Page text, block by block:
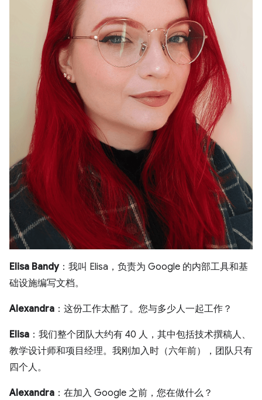
Elisa Bandy：我叫 Elisa，负责为 Google 的内部工具和基
础设施编写文档。
Alexandra ：这份工作太酷了。您与多少人一起工作？
Elisa ：我们整个团队大约有 40 人，其中包括技术撰稿人、
教学设计师和项目经理。我刚加入时（六年前），团队只有
四个人。
Alexandra ：在加入 Google 之前，您在做什么？